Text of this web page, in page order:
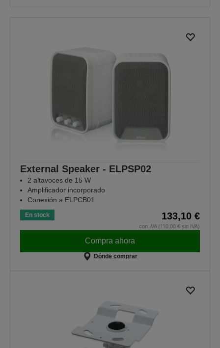
External Speaker - ELPSP02
2 altavoces de 15 W
Amplificador incorporado
Conexión a ELPCB01
En stock 133,10 €
con IVA (110,00 € sin IVA)
Compra ahora
Dónde comprar